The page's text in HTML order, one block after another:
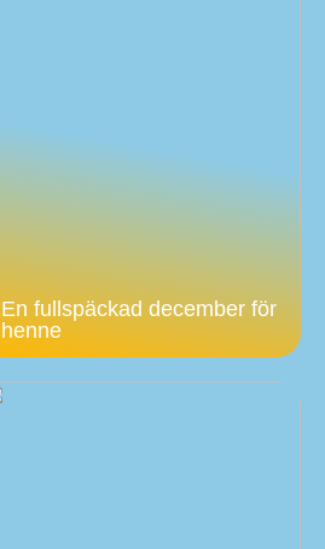
En fullspäckad december för
henne